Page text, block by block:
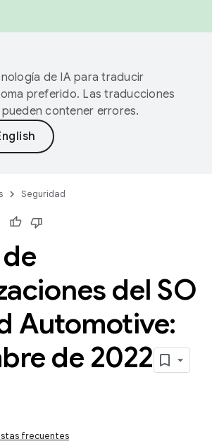
de IA para traducir
preferido. Las traducciones
contener errores.
Seguridad
del SO
Automotive:
de 2022
frecuentes